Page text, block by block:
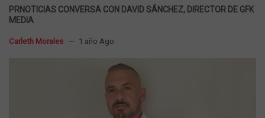
PRNOTICIAS CONVERSA CON DAVID SÁNCHEZ, DIRECTOR DE GFK
MEDIA
Carleth Morales 1 año Ago